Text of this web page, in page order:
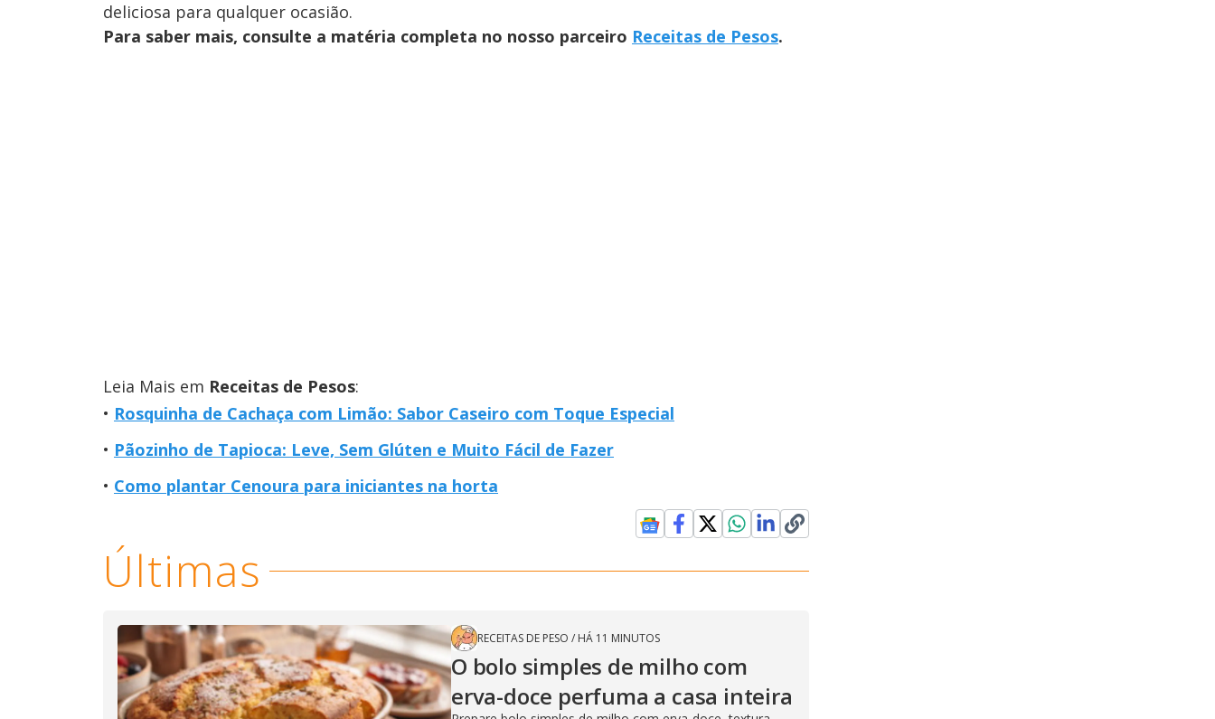
deliciosa para qualquer ocasião.
Para saber mais, consulte a matéria completa no nosso parceiro Receitas de Pesos.
Leia Mais em Receitas de Pesos:
Rosquinha de Cachaça com Limão: Sabor Caseiro com Toque Especial
Pãozinho de Tapioca: Leve, Sem Glúten e Muito Fácil de Fazer
Como plantar Cenoura para iniciantes na horta
Últimas
RECEITAS DE PESO / HÁ 11 MINUTOS
O bolo simples de milho com
erva-doce perfuma a casa inteira